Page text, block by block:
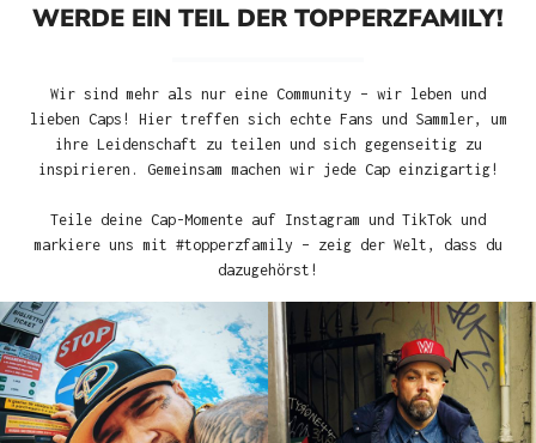
WERDE EIN TEIL DER TOPPERZFAMILY!
Wir sind mehr als nur eine Community – wir leben und
lieben Caps! Hier treffen sich echte Fans und Sammler, um
ihre Leidenschaft zu teilen und sich gegenseitig zu
inspirieren. Gemeinsam machen wir jede Cap einzigartig!
Teile deine Cap-Momente auf Instagram und TikTok und
markiere uns mit #topperzfamily – zeig der Welt, dass du
dazugehörst!